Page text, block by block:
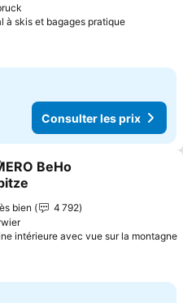
à skis et bagages pratique
Consulter les prix
à mes favoris
BeHo
les prix
bien
4 792
intérieure avec vue sur la montagne